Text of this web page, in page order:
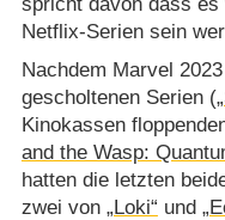
spricht davon dass es
Netflix-Serien sein
Nachdem Marvel
gescholtenen Serien (
Kinokassen
and the Wasp:
hatten die letzten
zwei von „Loki“ und